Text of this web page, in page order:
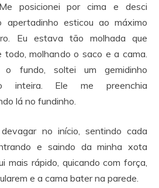
posicionei por cima e desci
apertadinho esticou ao máximo
Eu estava tão molhada que
todo, molhando o saco e a cama.
fundo, soltei um gemidinho
inteira. Ele me preenchia
lá no fundinho.
no início, sentindo cada
e saindo da minha xota
mais rápido, quicando com força,
e a cama bater na parede.